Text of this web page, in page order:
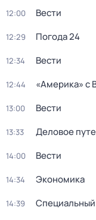
12:00 Вести
12:29 Погода 24
12:34 Вести
12:44 «Америка» с
13:00 Вести
13:33 Деловое
14:00 Вести
14:34 Экономика
14:39